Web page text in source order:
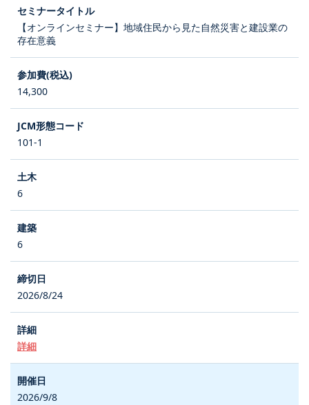
【オンラインセミナー】地域住民から見た自然災害と建設業の
存在意義
14,300
101-1
6
6
2026/8/24
詳細
2026/9/8